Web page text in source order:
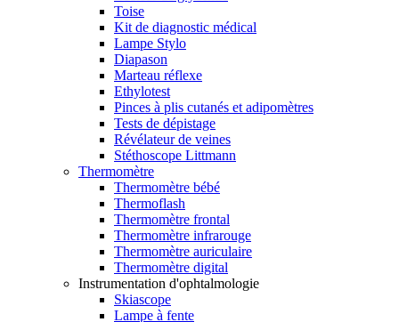
Toise
Kit de diagnostic médical
Lampe Stylo
Diapason
Marteau réflexe
Ethylotest
Pinces à plis cutanés et adipomètres
Tests de dépistage
Révélateur de veines
Stéthoscope Littmann
Thermomètre
Thermomètre bébé
Thermoflash
Thermomètre frontal
Thermomètre infrarouge
Thermomètre auriculaire
Thermomètre digital
Instrumentation d'ophtalmologie
Skiascope
Lampe à fente